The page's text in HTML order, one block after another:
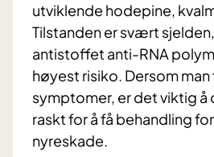
utviklende hodepine,
Tilstanden er svært
antistoffet anti-RNA
høyest risiko. Dersom man
symptomer, er det viktig
raskt for å få behandling
nyreskade.